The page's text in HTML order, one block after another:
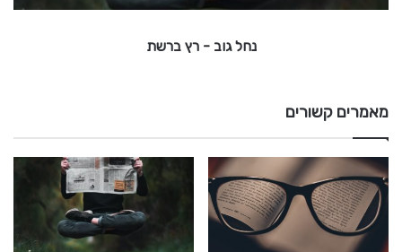
ת
ת
נחל גוב - רץ ברשת
מאמרים קשורים